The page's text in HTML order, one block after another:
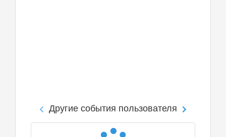
Другие события пользователя